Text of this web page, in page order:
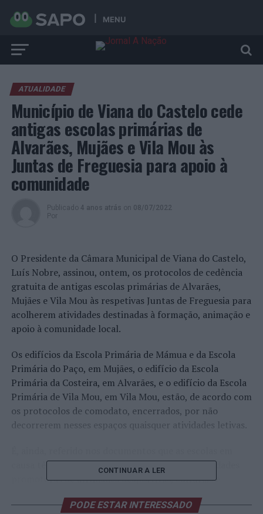
MENU
ATUALIDADE
Município de Viana do Castelo cede
antigas escolas primárias de
Alvarães, Mujães e Vila Mou às
Juntas de Freguesia para apoio à
comunidade
Publicado 4 anos atrás on 08/07/2022
Por
O Presidente da Câmara Municipal de Viana do Castelo,
Luís Nobre, assinou, ontem, os protocolos de cedência
gratuita de antigas escolas primárias de Alvarães,
Mujães e Vila Mou às respetivas Juntas de Freguesia para
acolherem atividades destinadas à formação, animação e
apoio à comunidade local.
Os edifícios da Escola Primária de Mámua e da Escola
Primária do Paço, em Mujães, o edifício da Escola
Primária da Costeira, em Alvarães, e o edifício da Escola
Primária de Vila Mou, em Vila Mou, estão, de acordo com
os protocolos de comodato, encerrados, por não
decorrerem nesses espaços quaisquer atividades letivas.
causa têm sido utilizadas “por associações e entidades
promotoras de atividades desportivas, culturais e
população” de Alvarães, Mujães, Vila Mou e freguesias
CONTINUAR A LER
PODE ESTAR INTERESSADO